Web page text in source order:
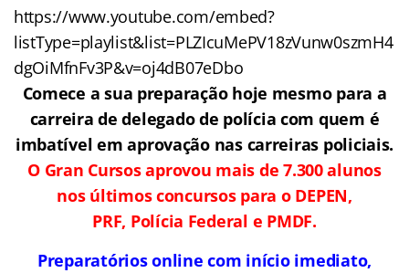
https://www.youtube.com/embed?
listType=playlist&list=PLZIcuMePV18zVunw0szmH4
dgOiMfnFv3P&v=oj4dB07eDbo
Comece a sua preparação hoje mesmo para a
carreira de delegado de polícia com quem é
imbatível em aprovação nas carreiras policiais.
O Gran Cursos aprovou mais de 7.300 alunos
nos últimos concursos para o DEPEN,
PRF, Polícia Federal e PMDF.
Preparatórios online com início imediato,